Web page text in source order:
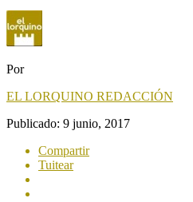
Por
EL LORQUINO REDACCIÓN
Publicado: 9 junio, 2017
Compartir
Tuitear